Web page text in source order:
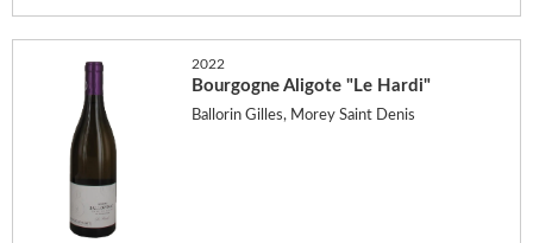
2022
Bourgogne Aligote "Le Hardi"
Ballorin Gilles, Morey Saint Denis